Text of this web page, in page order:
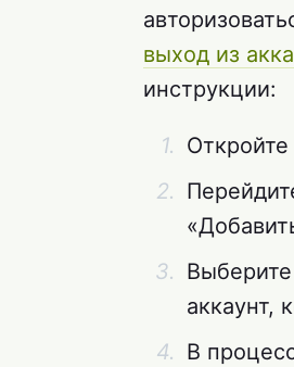
выход из
инструкции:
аккаунт,
В